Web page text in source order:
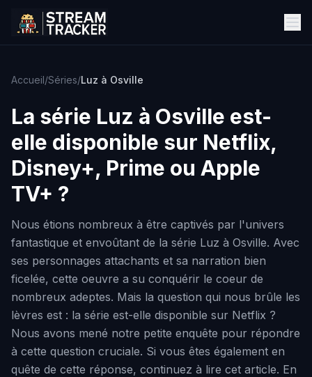
Accueil/Séries/Luz à Osville
La série Luz à Osville est-
elle disponible sur Netflix,
Disney+, Prime ou Apple
TV+ ?
Nous étions nombreux à être captivés par l'univers
fantastique et envoûtant de la série Luz à Osville. Avec
ses personnages attachants et sa narration bien
ficelée, cette oeuvre a su conquérir le coeur de
nombreux adeptes. Mais la question qui nous brûle les
lèvres est : la série est-elle disponible sur Netflix ?
Nous avons mené notre petite enquête pour répondre
à cette question cruciale. Si vous êtes également en
quête de cette réponse, continuez à lire cet article. En